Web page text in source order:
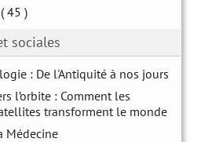
( 45 )
sociales
: De l'Antiquité à nos jours
l’orbite : Comment les
transforment le monde
Médecine